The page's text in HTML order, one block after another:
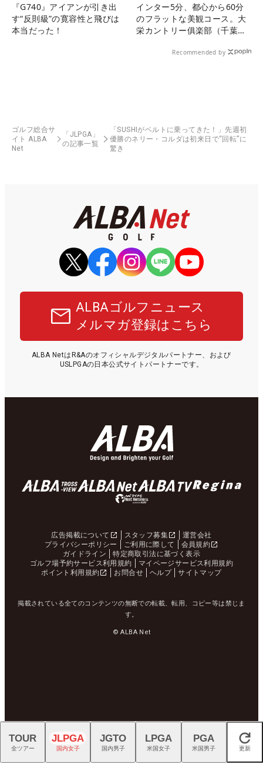
『G740』アイアンが引き出
す“反則級”の寛容性と飛びは
本当だった！
インター5分、都心から60分
のフラットな美観コース。大
栄カントリー俱楽部（千葉
Recommended by
ゴルフ総合サ
イト ALBA
Net
「JLPGA」
の記事一覧
「SUSHIがベルトに乗ってきた！」先週初
優勝のネリー・コルダは初来日で“回転”に
驚き
ALBAゴルフニュース
メルマガ登録はこちら
ALBA NetはR&Aのオフィシャルデジタルパートナー、および
USLPGAの日本公式サイトパートナーです。
広告掲載について スタッフ募集
運営会社
プライバシーポリシー
ご利用に際して
会員規約
ガイドライン
特定商取引法に基づく表示
ゴルフ場予約サービス利用規約
マイページサービス利用規約
ポイント利用規約
お問合せ ヘルプ サイトマップ
掲載されている全てのコンテンツの無断での転載、転用、コピー等は禁じま
す。
© ALBA Net
閉じる
TOUR
全ツアー
JLPGA
国内女子
JGTO
国内男子
LPGA
米国女子
PGA
米国男子 更新